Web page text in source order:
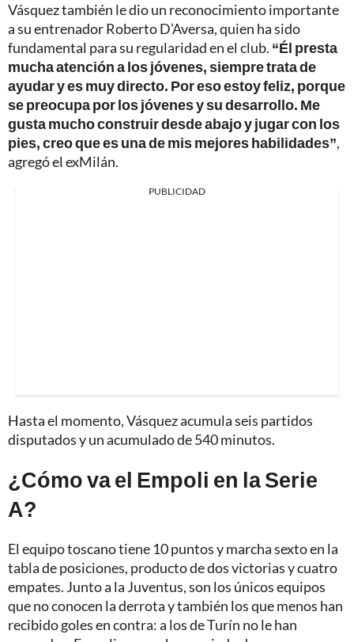
Vásquez también le dio un reconocimiento importante
a su entrenador Roberto D’Aversa, quien ha sido
fundamental para su regularidad en el club. “Él presta
mucha atención a los jóvenes, siempre trata de
ayudar y es muy directo. Por eso estoy feliz, porque
se preocupa por los jóvenes y su desarrollo. Me
gusta mucho construir desde abajo y jugar con los
pies, creo que es una de mis mejores habilidades”,
agregó el exMilán.
PUBLICIDAD
Hasta el momento, Vásquez acumula seis partidos
disputados y un acumulado de 540 minutos.
¿Cómo va el Empoli en la Serie
A?
El equipo toscano tiene 10 puntos y marcha sexto en la
tabla de posiciones, producto de dos victorias y cuatro
empates. Junto a la Juventus, son los únicos equipos
que no conocen la derrota y también los que menos han
recibido goles en contra: a los de Turín no le han